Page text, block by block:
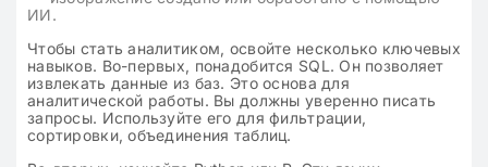
ИИ.
Чтобы стать аналитиком, освойте несколько ключевых
навыков. Во-первых, понадобится SQL. Он позволяет
извлекать данные из баз. Это основа для
аналитической работы. Вы должны уверенно писать
запросы. Используйте его для фильтрации,
сортировки, объединения таблиц.